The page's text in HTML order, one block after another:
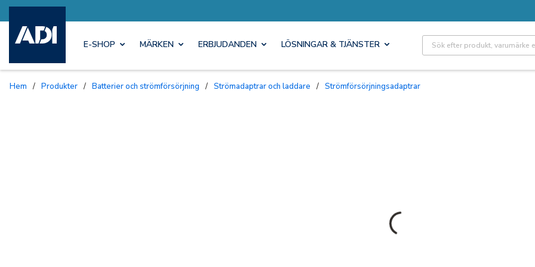
E-SHOP MÄRKEN ERBJUDANDEN LÖSNINGAR & TJÄNSTER Site Search
Hem / Produkter / Batterier och strömförsörjning / Strömadaptrar och laddare / Strömförsörjningsadaptrar